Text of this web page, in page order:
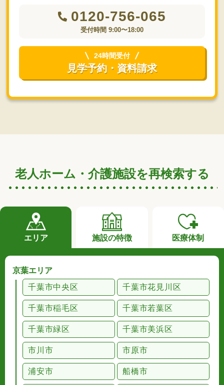
0120-756-065
受付時間 9:00〜18:00
24時間受付
見学予約・資料請求
老人ホーム・介護施設を再検索する
エリア 施設の特徴 医療体制
京葉エリア
千葉市中央区
千葉市花見川区
千葉市稲毛区 千葉市若葉区
千葉市緑区 千葉市美浜区
市川市 市原市
浦安市 船橋市